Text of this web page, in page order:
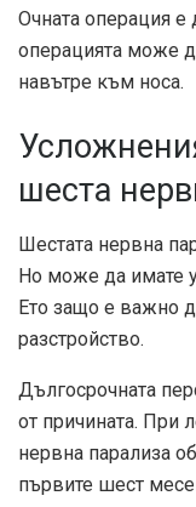
Очната операция е
операцията може
навътре към носа.
шеста
Шестата нервна
Но може да имате
Ето защо е важно
разстройство.
Дългосрочната
от причината. При
нервна парализа
първите шест